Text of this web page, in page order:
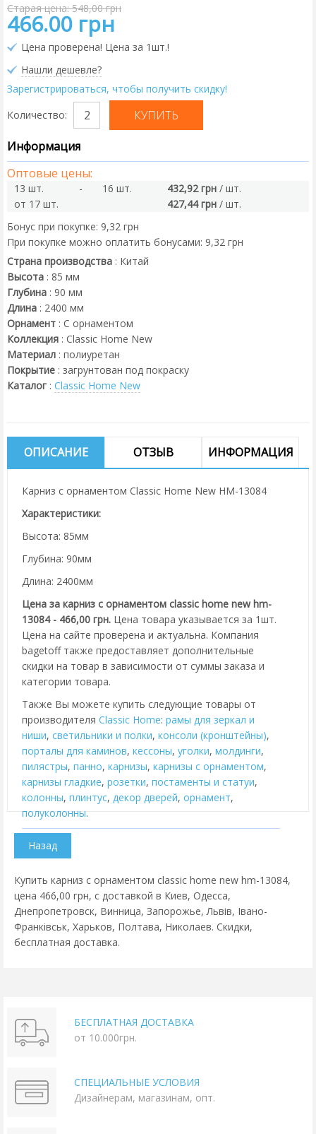
Старая цена: 548,00 грн
466.00 грн
Цена проверена! Цена за 1шт.!
Нашли дешевле?
Зарегистрироваться, чтобы получить скидку!
Количество:
Информация
Оптовые цены:
13 шт. - 16 шт. 432,92 грн / шт.
от 17 шт.
427,44 грн / шт.
Бонус при покупке: 9,32 грн
При покупке можно оплатить бонусами: 9,32 грн
Страна производства : Китай
Высота : 85 мм
Глубина : 90 мм
Длина : 2400 мм
Орнамент : С орнаментом
Коллекция : Classic Home New
Материал : полиуретан
Покрытие : загрунтован под покраску
Каталог : Classic Home New
ОПИСАНИЕ ОТЗЫВ ИНФОРМАЦИЯ
Карниз с орнаментом Classic Home New HM-13084
Характеристики:
Высота: 85мм
Глубина: 90мм
Длина: 2400мм
Цена за карниз с орнаментом classic home new hm-
13084 - 466,00 грн. Цена товара указывается за 1шт.
Цена на сайте проверена и актуальна. Компания
bagetoff также предоставляет дополнительные
скидки на товар в зависимости от суммы заказа и
категории товара.
Также Вы можете купить следующие товары от
производителя Classic Home: рамы для зеркал и
ниши, cветильники и полки, консоли (кронштейны),
порталы для каминов, кессоны, уголки, молдинги,
пилястры, панно, карнизы, карнизы с орнаментом,
карнизы гладкие, розетки, постаменты и статуи,
колонны, плинтус, декор дверей, орнамент,
полуколонны.
Купить карниз с орнаментом classic home new hm-13084,
цена 466,00 грн, с доставкой в Киев, Одесса,
Днепропетровск, Винница, Запорожье, Львів, Івано-
Франківськ, Харьков, Полтава, Николаев. Скидки,
бесплатная доставка.
БЕСПЛАТНАЯ ДОСТАВКА
от 10.000грн.
СПЕЦИАЛЬНЫЕ УСЛОВИЯ
Дизайнерам, магазинам, опт.